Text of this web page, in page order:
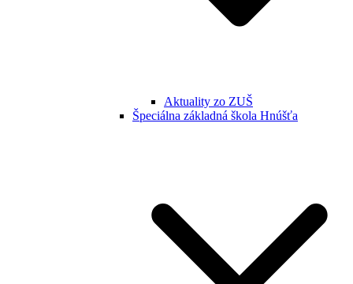
Aktuality zo ZUŠ
Špeciálna základná škola Hnúšťa